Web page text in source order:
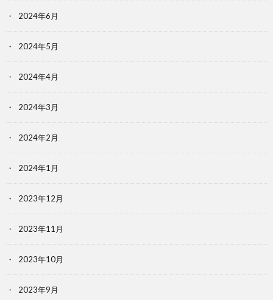
2024年6月
2024年5月
2024年4月
2024年3月
2024年2月
2024年1月
2023年12月
2023年11月
2023年10月
2023年9月